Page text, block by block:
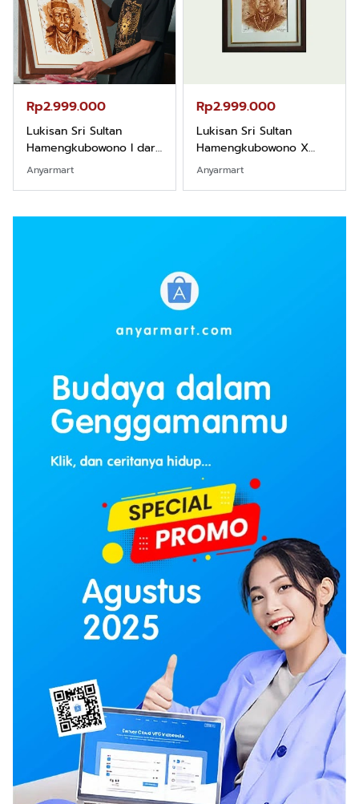
Rp2.999.000
Lukisan Sri Sultan
Hamengkubowono I dari
Kopi Karya Rudi Winarso
Anyarmart
Rp2.999.000
Lukisan Sri Sultan
Hamengkubowono X
dari Kopi Karya Rudi
Winarso
Anyarmart